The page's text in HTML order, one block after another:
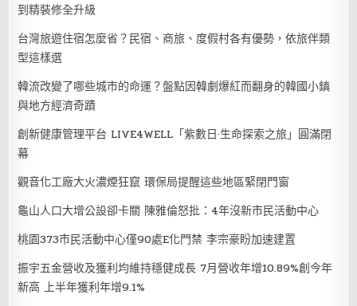
到精裝修全升級
台灣旅遊住宿怎麼省？民宿、商旅、度假村各有優勢，依旅伴類
型這樣選
韓流改變了哪些城市的命運？盤點因韓劇爆紅而翻身的韓國小鎮
與地方經濟奇蹟
創新健康管理平台 LIVE4WELL「紫數日·生命探索之旅」圓滿閉
幕
觀音化工廠大火濃煙狂竄 環保局提醒這些地區緊閉門窗
龜山人口大增公設卻卡關 陳雅倫怒批：4年沒新市民活動中心
桃園373市民活動中心僅90處E化門禁 李宗豪盼加速建置
振宇五金營收及獲利均維持穩健成長 7月營收年增10.89%創今年
新高 上半年獲利年增9.1%